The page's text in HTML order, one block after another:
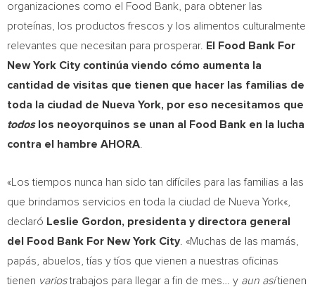
organizaciones como el Food Bank, para obtener las
proteínas, los productos frescos y los alimentos culturalmente
relevantes que necesitan para prosperar.
El Food Bank For
New York City continúa viendo cómo aumenta la
cantidad de visitas que tienen que hacer las familias de
toda la ciudad de Nueva York, por eso necesitamos que
todoslos neoyorquinos se unan al Food Bank en la lucha
contra el hambre AHORA
«Los tiempos nunca han sido tan difíciles para las familias a las
que brindamos servicios en toda la ciudad de Nueva York«,
declaró Leslie Gordon, presidenta y directora general
del Food Bank For New York City . «Muchas de las mamás,
papás, abuelos, tías y tíos que vienen a nuestras oficinas
tienen variostrabajos para llegar a fin de mes… y aun asítienen